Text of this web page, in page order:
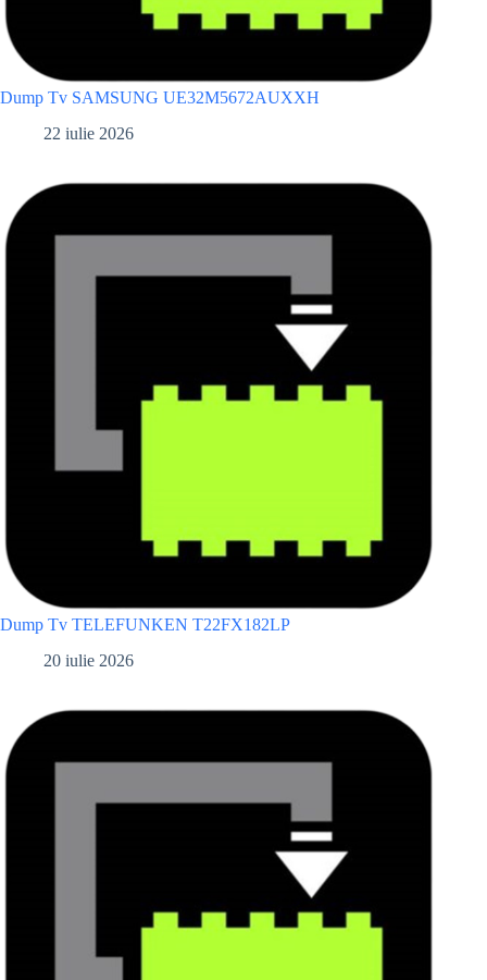
Dump Tv SAMSUNG UE32M5672AUXXH
22 iulie 2026
Dump Tv TELEFUNKEN T22FX182LP
20 iulie 2026